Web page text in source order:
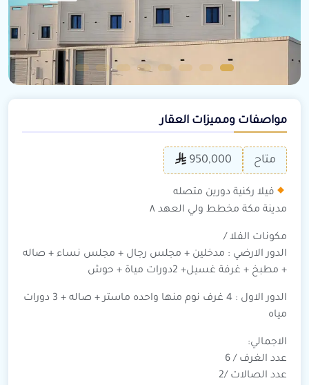
مواصفات ومميزات العقار
متاح 950,000
فيلا ركنية دورين متصله
مدينة مكة مخطط ولي العهد ٨
مكونات الفلا /
الدور الارضي : مدخلين + مجلس رجال + مجلس نساء + صاله
+ مطبخ + غرفة غسيل+ 2دورات مياة + حوش
الدور الاول : 4 غرف نوم منها واحده ماستر + صاله + 3 دورات
مياه
الاجمالي:
عدد الغرف / 6
عدد الصالات /2